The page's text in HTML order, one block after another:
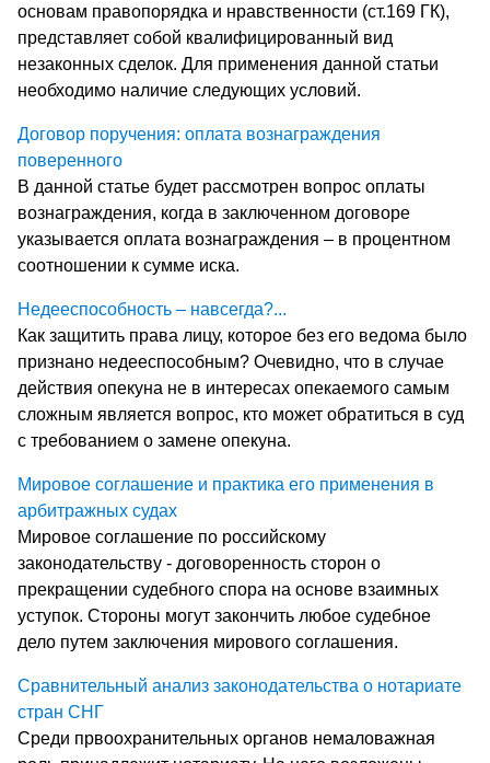
основам правопорядка и нравственности (ст.169 ГК),
представляет собой квалифицированный вид
незаконных сделок. Для применения данной статьи
необходимо наличие следующих условий.
Договор поручения: оплата вознаграждения
поверенного
В данной статье будет рассмотрен вопрос оплаты
вознаграждения, когда в заключенном договоре
указывается оплата вознаграждения – в процентном
соотношении к сумме иска.
Недееспособность – навсегда?...
Как защитить права лицу, которое без его ведома было
признано недееспособным? Очевидно, что в случае
действия опекуна не в интересах опекаемого самым
сложным является вопрос, кто может обратиться в суд
с требованием о замене опекуна.
Мировое соглашение и практика его применения в
арбитражных судах
Мировое соглашение по российскому
законодательству - договоренность сторон о
прекращении судебного спора на основе взаимных
уступок. Стороны могут закончить любое судебное
дело путем заключения мирового соглашения.
Сравнительный анализ законодательства о нотариате
стран СНГ
Среди првоохранительных органов немаловажная